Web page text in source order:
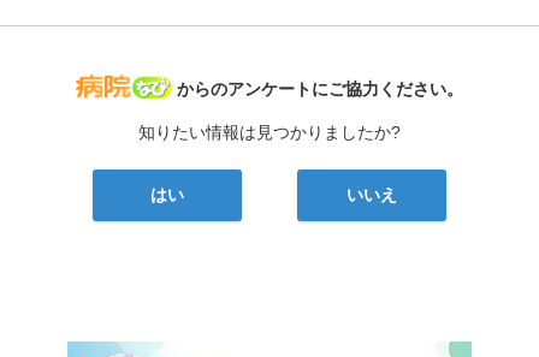
病院なび
からのアンケートにご協力ください。
知りたい情報は見つかりましたか?
はい いいえ